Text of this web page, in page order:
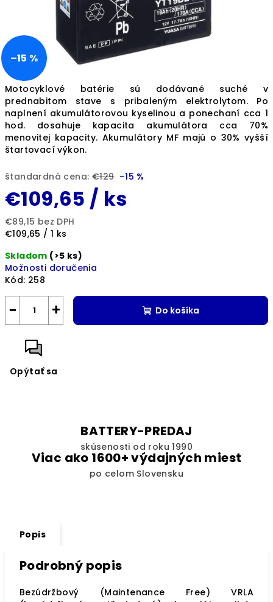
Motocyklové batérie sú dodávané suché v
prednabitom stave s pribaleným elektrolytom. Po
naplnení akumulátorovou kyselinou a ponechaní cca 1
hod. dosahuje kapacita akumulátora cca 70%
menovitej kapacity. Akumulátory MF majú o 30% vyšší
štartovací výkon.
štandardná cena: €129 –15 %
€109,65 / ks
€89,15 bez DPH
Jednotková
€109,65 / 1 ks
Skladom (>5 ks)
Možnosti doručenia
Kód: 258
+
− Do košíka
Opýtať sa
–15 %
BATTERY-PREDAJ
skúsenosti od roku 1990
Viac ako 1600+ výdajných miest
po celom Slovensku
Popis
Podrobný popis
Bezúdržbový (Maintenance Free) VRLA